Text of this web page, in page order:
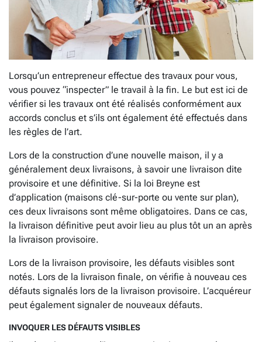
Lorsqu’un entrepreneur effectue des travaux pour vous,
vous pouvez “inspecter” le travail à la fin. Le but est ici de
vérifier si les travaux ont été réalisés conformément aux
accords conclus et s’ils ont également été effectués dans
les règles de l’art.
Lors de la construction d’une nouvelle maison, il y a
généralement deux livraisons, à savoir une livraison dite
provisoire et une définitive. Si la loi Breyne est
d’application (maisons clé-sur-porte ou vente sur plan),
ces deux livraisons sont même obligatoires. Dans ce cas,
la livraison définitive peut avoir lieu au plus tôt un an après
la livraison provisoire.
Lors de la livraison provisoire, les défauts visibles sont
notés. Lors de la livraison finale, on vérifie à nouveau ces
défauts signalés lors de la livraison provisoire. L’acquéreur
peut également signaler de nouveaux défauts.
INVOQUER LES DÉFAUTS VISIBLES